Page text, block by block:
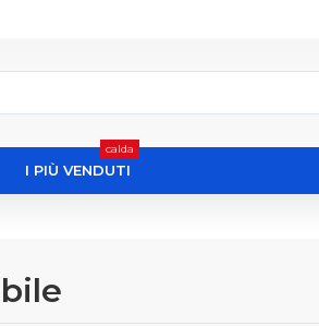
I PIÙ VENDUTI
calda